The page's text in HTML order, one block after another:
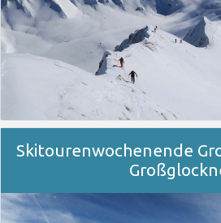
Skitourenwochenende